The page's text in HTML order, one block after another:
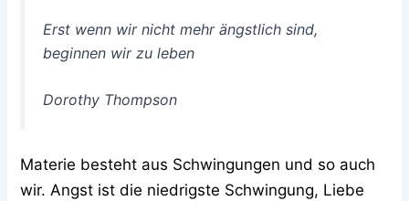
Erst wenn wir nicht mehr ängstlich sind,
beginnen wir zu leben
Dorothy Thompson
Materie besteht aus Schwingungen und so auch
wir. Angst ist die niedrigste Schwingung, Liebe